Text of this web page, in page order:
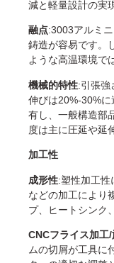
減と軽量設計の実
融点:3003アルミ
鋳造が容易です。
ような高温環境で
機械的特性:引張強
伸びは20%-30%
有し、一般構造部
度は主に圧延や延
加工性
成形性:塑性加工性
などの加工により
プ、ヒートシンク
CNCフライス加工
ムの切屑が工具に